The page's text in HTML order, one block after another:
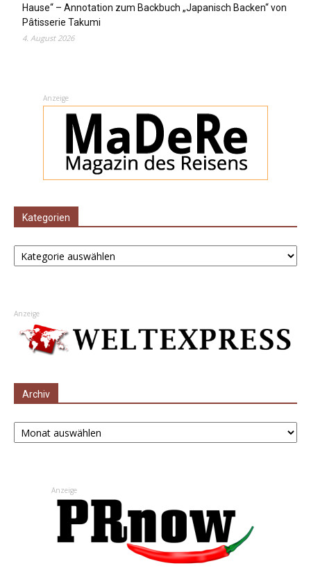
Hause“ – Annotation zum Backbuch „Japanisch Backen“ von
Pâtisserie Takumi
4. August 2026
Anzeige
Kategorien
Kategorien
Anzeige
Archiv
Archiv
Anzeige